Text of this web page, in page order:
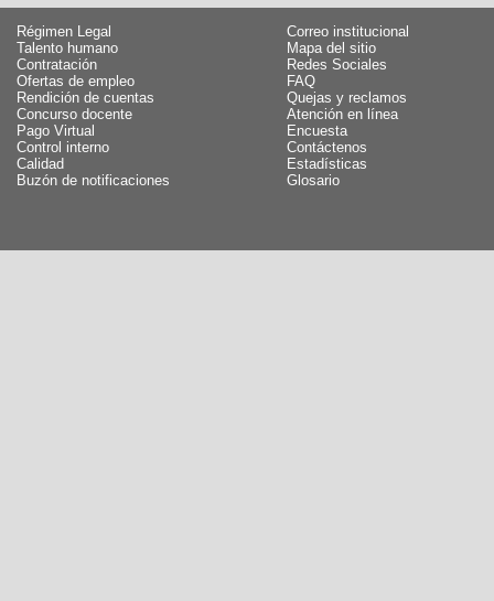
Régimen Legal
Talento humano
Contratación
Ofertas de empleo
Rendición de cuentas
Concurso docente
Pago Virtual
Control interno
Calidad
Buzón de notificaciones
Correo institucional
Mapa del sitio
Redes Sociales
FAQ
Quejas y reclamos
Atención en línea
Encuesta
Contáctenos
Estadísticas
Glosario